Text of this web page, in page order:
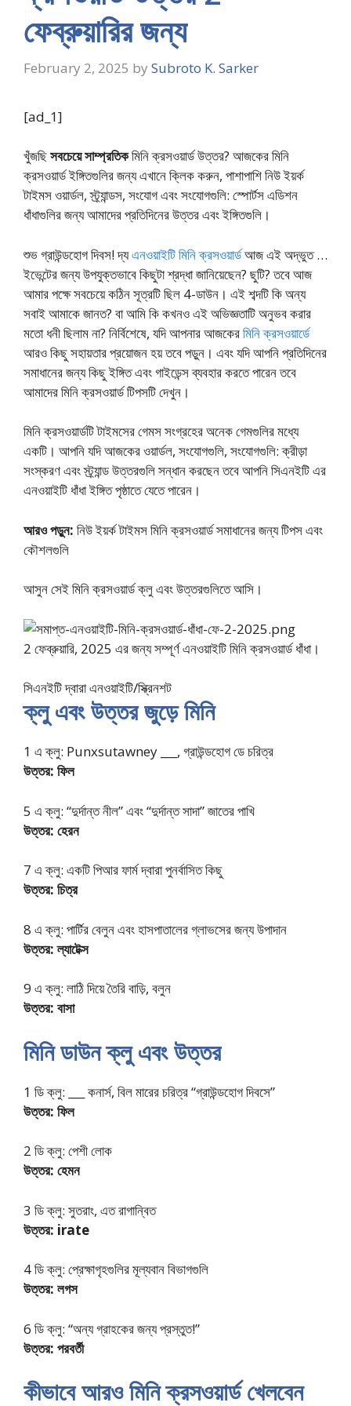
ফেব্রুয়ারির জন্য
February 2, 2025 by Subroto K. Sarker
[ad_1]
খুঁজছিসবচেয়ে সাম্প্রতিকমিনি ক্রসওয়ার্ড উত্তর? আজকের মিনি
ক্রসওয়ার্ড ইঙ্গিতগুলির জন্য এখানে ক্লিক করুন, পাশাপাশি নিউ ইয়র্ক
টাইমস ওয়ার্ডল, স্ট্র্যান্ডস, সংযোগ এবং সংযোগগুলি: স্পোর্টস এডিশন
ধাঁধাগুলির জন্য আমাদের প্রতিদিনের উত্তর এবং ইঙ্গিতগুলি।
শুভ গ্রাউন্ডহোগ দিবস! দ্যএনওয়াইটি মিনি ক্রসওয়ার্ডআজ এই অদ্ভুত …
ইভেন্টের জন্য উপযুক্তভাবে কিছুটা শ্রদ্ধা জানিয়েছেন? ছুটি? তবে আজ
আমার পক্ষে সবচেয়ে কঠিন সূত্রটি ছিল 4-ডাউন। এই শব্দটি কি অন্য
সবাই আমাকে জানত? বা আমি কি কখনও এই অভিজ্ঞতাটি অনুভব করার
মতো ধনী ছিলাম না? নির্বিশেষে, যদি আপনার আজকেরমিনি ক্রসওয়ার্ডে
আরও কিছু সহায়তার প্রয়োজন হয় তবে পড়ুন। এবং যদি আপনি প্রতিদিনের
সমাধানের জন্য কিছু ইঙ্গিত এবং গাইডেন্স ব্যবহার করতে পারেন তবে
আমাদের মিনি ক্রসওয়ার্ড টিপসটি দেখুন।
মিনি ক্রসওয়ার্ডটি টাইমসের গেমস সংগ্রহের অনেক গেমগুলির মধ্যে
একটি। আপনি যদি আজকের ওয়ার্ডল, সংযোগগুলি, সংযোগগুলি: ক্রীড়া
সংস্করণ এবং স্ট্র্যান্ড উত্তরগুলি সন্ধান করছেন তবে আপনি সিএনইটি এর
এনওয়াইটি ধাঁধা ইঙ্গিত পৃষ্ঠাতে যেতে পারেন।
আরও পড়ুন: নিউ ইয়র্ক টাইমস মিনি ক্রসওয়ার্ড সমাধানের জন্য টিপস এবং
কৌশলগুলি
আসুন সেই মিনি ক্রসওয়ার্ড ক্লু এবং উত্তরগুলিতে আসি।
2 ফেব্রুয়ারি, 2025 এর জন্য সম্পূর্ণ এনওয়াইটি মিনি ক্রসওয়ার্ড ধাঁধা।
সিএনইটি দ্বারা এনওয়াইটি/স্ক্রিনশট
ক্লু এবং উত্তর জুড়ে মিনি
1 এ ক্লু: Punxsutawney ___, গ্রাউন্ডহোগ ডে চরিত্র
উত্তর: ফিল
5 এ ক্লু: “দুর্দান্ত নীল” এবং “দুর্দান্ত সাদা” জাতের পাখি
উত্তর: হেরন
7 এ ক্লু: একটি পিআর ফার্ম দ্বারা পুনর্বাসিত কিছু
উত্তর: চিত্র
8 এ ক্লু: পার্টির বেলুন এবং হাসপাতালের গ্লাভসের জন্য উপাদান
উত্তর: ল্যাটেক্স
9 এ ক্লু: লাঠি দিয়ে তৈরি বাড়ি, বলুন
উত্তর: বাসা
মিনি ডাউন ক্লু এবং উত্তর
1 ডি ক্লু: ___ কনার্স, বিল মারের চরিত্র “গ্রাউন্ডহোগ দিবসে”
উত্তর: ফিল
2 ডি ক্লু: পেশী লোক
উত্তর: হেমন
3 ডি ক্লু: সুতরাং, এত রাগান্বিত
উত্তর: irate
4 ডি ক্লু: প্রেক্ষাগৃহগুলির মূল্যবান বিভাগগুলি
উত্তর: লগস
6 ডি ক্লু: “অন্য গ্রাহকের জন্য প্রস্তুত!”
উত্তর: পরবর্তী
কীভাবে আরও মিনি ক্রসওয়ার্ড খেলবেন